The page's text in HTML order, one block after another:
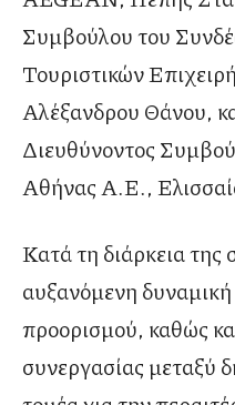
Συμβούλου του
Τουριστικών
Αλέξανδρου Θάνου,
Διευθύνοντος
Αθήνας Α.Ε.,
Κατά τη διάρκεια της
αυξανόμενη
προορισμού, καθώς
συνεργασίας μεταξύ